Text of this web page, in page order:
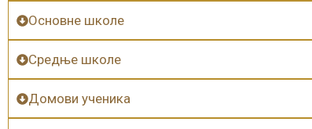
Основне школе
Средње школе
Домови ученика